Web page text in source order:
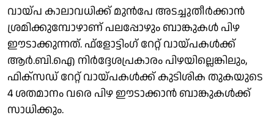
വായ്പ കാലാവധിക്ക് മുന്‍പേ അടച്ചുതീര്‍ക്കാന്‍
ശ്രമിക്കുമ്പോഴാണ് പലപ്പോഴും ബാങ്കുകള്‍ പിഴ
ഈടാക്കുന്നത്. ഫ്‌ളോട്ടിംഗ്‌ റേറ്റ് വായ്പകള്‍ക്ക്
ആര്‍.ബി.ഐ നിര്‍ദ്ദേശപ്രകാരം പിഴയില്ലെങ്കിലും,
ഫിക്‌സഡ് റേറ്റ് വായ്പകള്‍ക്ക് കുടിശിക തുകയുടെ
4 ശതമാനം വരെ പിഴ ഈടാക്കാന്‍ ബാങ്കുകള്‍ക്ക്
സാധിക്കും.